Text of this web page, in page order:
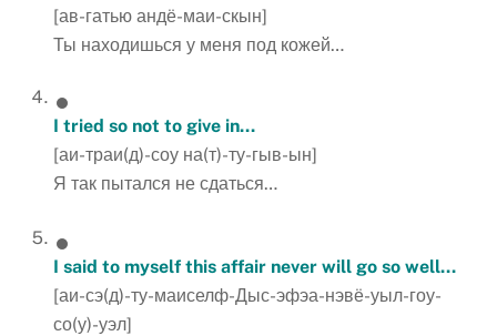
[ав-гатью андё-маи-скын]
Ты находишься у меня под кожей…
I tried so not to give in…
[аи-траи(д)-соу на(т)-ту-гыв-ын]
Я так пытался не сдаться…
I said to myself this affair never will go so well…
[аи-сэ(д)-ту-маиселф-Дыс-эфэа-нэвё-уыл-гоу-
со(у)-уэл]